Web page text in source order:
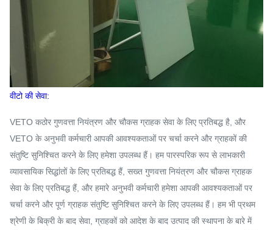
वीटो की सेवा:
VETO कठोर गुणवत्ता नियंत्रण और चौकस ग्राहक सेवा के लिए प्रतिबद्ध है, और
VETO के अनुभवी कर्मचारी आपकी आवश्यकताओं पर चर्चा करने और ग्राहकों की
संतुष्टि सुनिश्चित करने के लिए हमेशा उपलब्ध हैं। हम पारस्परिक रूप से लाभकारी
व्यावसायिक सिद्धांतों के लिए प्रतिबद्ध हैं, सख्त गुणवत्ता नियंत्रण और चौकस ग्राहक
सेवा के लिए प्रतिबद्ध हैं, और हमारे अनुभवी कर्मचारी हमेशा आपकी आवश्यकताओं पर
चर्चा करने और पूर्ण ग्राहक संतुष्टि सुनिश्चित करने के लिए उपलब्ध हैं। हम भी प्रथम
श्रेणी के बिक्री के बाद सेवा, ग्राहकों को आदेश के बाद उत्पाद की स्थापना के बारे में